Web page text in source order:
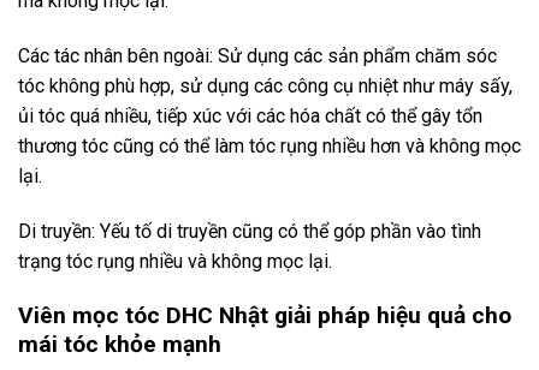
Các tác nhân bên ngoài: Sử dụng các sản phẩm chăm sóc
tóc không phù hợp, sử dụng các công cụ nhiệt như máy sấy,
ủi tóc quá nhiều, tiếp xúc với các hóa chất có thể gây tổn
thương tóc cũng có thể làm tóc rụng nhiều hơn và không mọc
lại.
Di truyền: Yếu tố di truyền cũng có thể góp phần vào tình
trạng tóc rụng nhiều và không mọc lại.
Viên mọc tóc DHC Nhật giải pháp hiệu quả cho
mái tóc khỏe mạnh